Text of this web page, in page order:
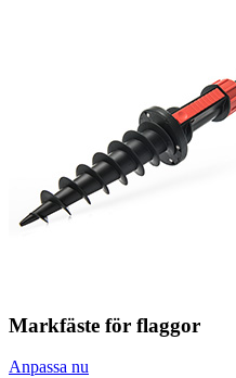
Markfäste för flaggor
Anpassa nu